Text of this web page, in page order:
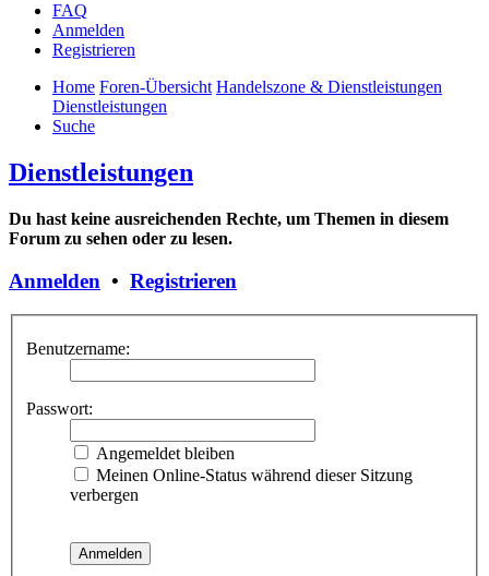
FAQ
Anmelden
Registrieren
Home Foren-Übersicht Handelszone & Dienstleistungen
Dienstleistungen
Suche
Dienstleistungen
Du hast keine ausreichenden Rechte, um Themen in diesem
Forum zu sehen oder zu lesen.
Anmelden • Registrieren
Benutzername:
Passwort:
Angemeldet bleiben
Meinen Online-Status während dieser Sitzung
verbergen